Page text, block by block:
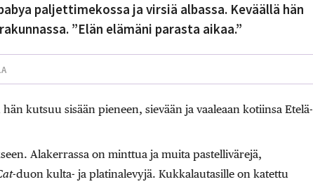
paljettimekossa ja virsiä albassa. Keväällä hän
”Elän elämäni parasta aikaa.”
kutsuu sisään pieneen, sievään ja vaaleaan kotiinsa Etelä-
Alakerrassa on minttua ja muita pastellivärejä,
-duon kulta- ja platinalevyjä. Kukkalautasille on katettu